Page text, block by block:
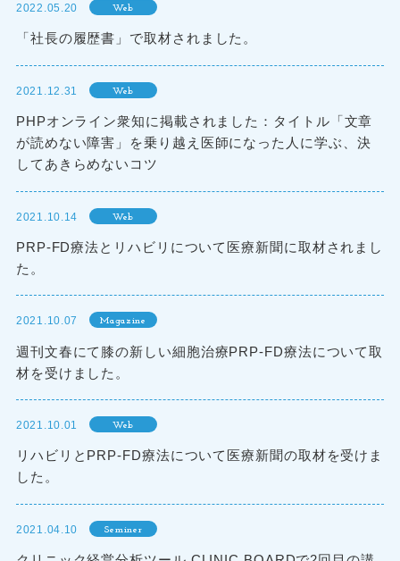
2022.05.20 Web
「社長の履歴書」で取材されました。
2021.12.31 Web
PHPオンライン衆知に掲載されました：タイトル「文章
が読めない障害」を乗り越え医師になった人に学ぶ、決
してあきらめないコツ
2021.10.14 Web
PRP-FD療法とリハビリについて医療新聞に取材されまし
た。
2021.10.07 Magazine
週刊文春にて膝の新しい細胞治療PRP-FD療法について取
材を受けました。
2021.10.01 Web
リハビリとPRP-FD療法について医療新聞の取材を受けま
した。
2021.04.10 Seminer